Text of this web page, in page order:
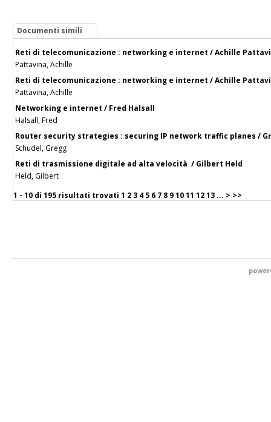
Documenti simili
Reti di telecomunicazione : networking e internet / Achille
Pattavina, Achille
Reti di telecomunicazione : networking e internet / Achille
Pattavina, Achille
Networking e internet / Fred Halsall
Halsall, Fred
Router security strategies : securing IP network traffic planes /
Schudel, Gregg
Reti di trasmissione digitale ad alta velocità / Gilbert Held
Held, Gilbert
1 - 10 di 195 risultati trovati 1 2 3 4 5 6 7 8 91011 1213 ... > >>